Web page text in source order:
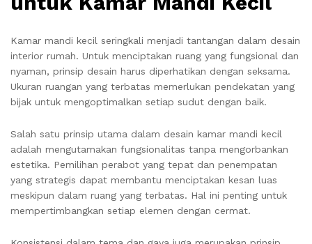
Kamar mandi kecil seringkali menjadi tantangan dalam desain
interior rumah. Untuk menciptakan ruang yang fungsional dan
nyaman, prinsip desain harus diperhatikan dengan seksama.
Ukuran ruangan yang terbatas memerlukan pendekatan yang
bijak untuk mengoptimalkan setiap sudut dengan baik.
Salah satu prinsip utama dalam desain kamar mandi kecil
adalah mengutamakan fungsionalitas tanpa mengorbankan
estetika. Pemilihan perabot yang tepat dan penempatan
yang strategis dapat membantu menciptakan kesan luas
meskipun dalam ruang yang terbatas. Hal ini penting untuk
mempertimbangkan setiap elemen dengan cermat.